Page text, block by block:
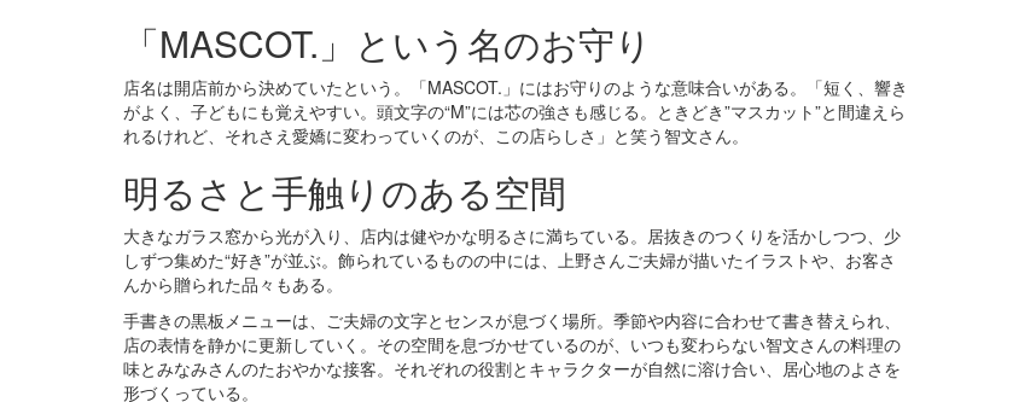
「MASCOT.」という名のお守り
店名は開店前から決めていたという。「MASCOT.」にはお守りのような意味合いがある。「短く、響き
がよく、子どもにも覚えやすい。頭文字の“M”には芯の強さも感じる。ときどき”マスカット”と間違えら
れるけれど、それさえ愛嬌に変わっていくのが、この店らしさ」と笑う智文さん。
明るさと手触りのある空間
大きなガラス窓から光が入り、店内は健やかな明るさに満ちている。居抜きのつくりを活かしつつ、少
しずつ集めた“好き”が並ぶ。飾られているものの中には、上野さんご夫婦が描いたイラストや、お客さ
んから贈られた品々もある。
手書きの黒板メニューは、ご夫婦の文字とセンスが息づく場所。季節や内容に合わせて書き替えられ、
店の表情を静かに更新していく。その空間を息づかせているのが、いつも変わらない智文さんの料理の
味とみなみさんのたおやかな接客。それぞれの役割とキャラクターが自然に溶け合い、居心地のよさを
形づくっている。